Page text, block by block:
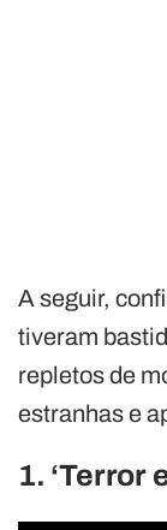
A seguir,
tiveram
repletos de
estranhas e
1. ‘Terror